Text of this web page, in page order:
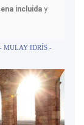
incluida y
MULAY IDRÍS -